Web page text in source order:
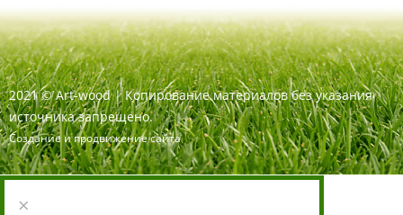
2021 ©Art-wood |Копирование материалов без указания
источника запрещено.
Создание и продвижение сайта
×